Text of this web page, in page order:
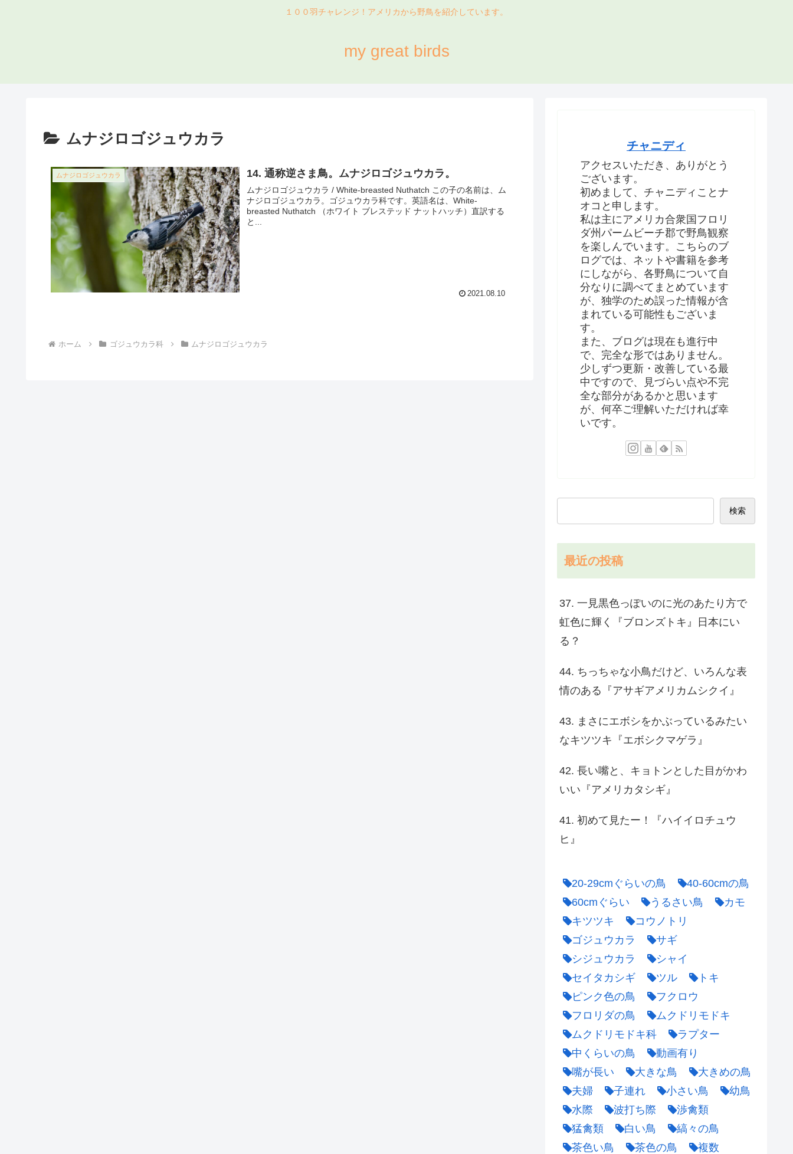
１００羽チャレンジ！アメリカから野鳥を紹介しています。
my great birds
ムナジロゴジュウカラ
ムナジロゴジュウカラ 14. 通称逆さま鳥。ムナジロゴジュウカラ。
ムナジロゴジュウカラ / White-breasted Nuthatch この子の名前は、ム
ナジロゴジュウカラ。ゴジュウカラ科です。英語名は、White-
breasted Nuthatch （ホワイト ブレステッド ナットハッチ）直訳する
と...
2021.08.10
ホーム ゴジュウカラ科 ムナジロゴジュウカラ
チャニディ
アクセスいただき、ありがとう
ございます。
初めまして、チャニディことナ
オコと申します。
私は主にアメリカ合衆国フロリ
ダ州パームビーチ郡で野鳥観察
を楽しんでいます。こちらのブ
ログでは、ネットや書籍を参考
にしながら、各野鳥について自
分なりに調べてまとめています
が、独学のため誤った情報が含
まれている可能性もございま
す。
また、ブログは現在も進行中
で、完全な形ではありません。
少しずつ更新・改善している最
中ですので、見づらい点や不完
全な部分があるかと思います
が、何卒ご理解いただければ幸
いです。
検索
最近の投稿
37. 一見黒色っぽいのに光のあたり方で
虹色に輝く『ブロンズトキ』日本にい
る？
44. ちっちゃな小鳥だけど、いろんな表
情のある『アサギアメリカムシクイ』
43. まさにエボシをかぶっているみたい
なキツツキ『エボシクマゲラ』
42. 長い嘴と、キョトンとした目がかわ
いい『アメリカタシギ』
41. 初めて見たー！『ハイイロチュウ
ヒ』
20-29cmぐらいの鳥
40-60cmの鳥
60cmぐらい
うるさい鳥
カモ
キツツキ
コウノトリ
ゴジュウカラ
サギ
シジュウカラ
シャイ
セイタカシギ
ツル
トキ
ピンク色の鳥
フクロウ
フロリダの鳥
ムクドリモドキ
ムクドリモドキ科
ラプター
中くらいの鳥
動画有り
嘴が長い
大きな鳥
大きめの鳥
夫婦
子連れ 小さい鳥
幼鳥
水際
波打ち際
渉禽類
猛禽類
白い鳥
縞々の鳥
茶色い鳥
茶色の鳥
複数